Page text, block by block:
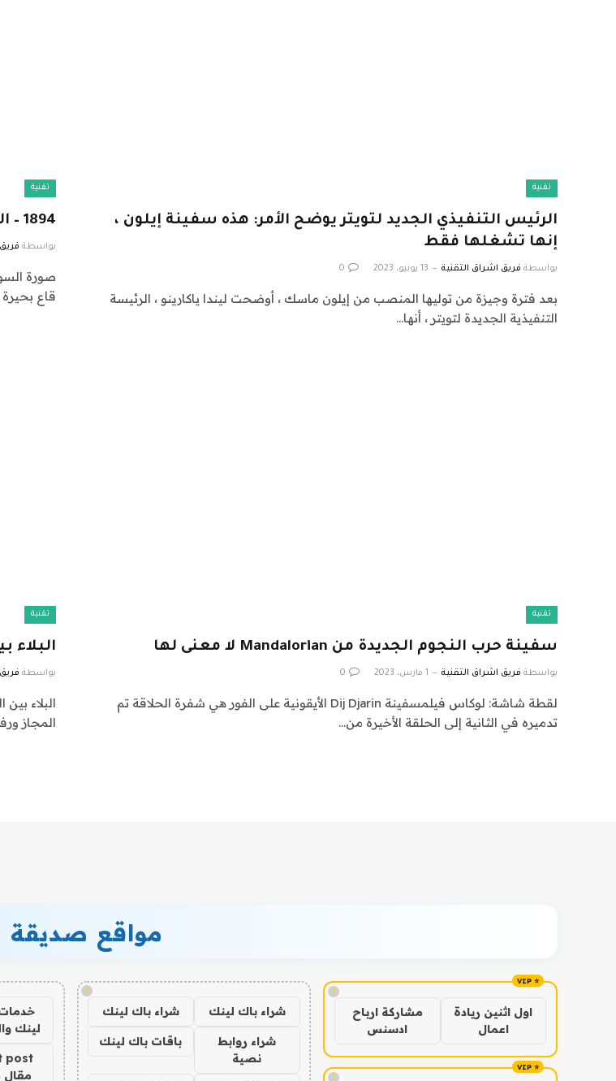
تقنية
الرئيس التنفيذي الجديد لتويتر يوضح الأمر: هذه سفينة إيلون ،
إنها تشغلها فقط
بواسطة فريق اشراق التقنية 13 يونيو، 2023 0
بعد فترة وجيزة من توليها المنصب من إيلون ماسك ، أوضحت ليندا ياكارينو ، الرئيسة
التنفيذية الجديدة لتويتر ، أنها…
تقنية
1894 – العثور على حطام سفينة إيرونتون في قاع بحيرة هورون
بواسطة
صورة
قاع
تقنية
سفينة حرب النجوم الجديدة من Mandalorian لا معنى لها
بواسطة فريق اشراق التقنية 1 مارس، 2023 0
لقطة شاشة: لوكاس فيلمسفينة Dij Djarin الأيقونية على الفور هي شفرة الحلاقة تم
تدميره في الثانية إلى الحلقة الأخيرة من…
تقنية
بواسطة
البلاء
المجاز
مواقع صديقة
!
اول اثنين ريادة
اعمال
مشاركة ارباح
ادسنس
!
!
شراء باك لينك شراء باك لينك
شراء روابط
نصية
باقات باك لينك
لينك
post